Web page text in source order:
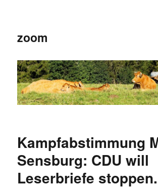
zoom
Kampfabstimmung
Sensburg: CDU will
Leserbriefe stoppen.